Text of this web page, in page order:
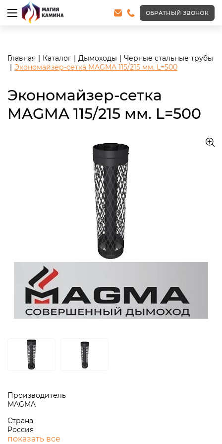
<meta name="robots" content="noindex, follow"/>
ОБРАТНЫЙ ЗВОНОК
Главная Каталог Дымоходы
Черные стальные трубы
Экономайзер-сетка MAGMA 115/215 мм. L=500
Экономайзер-сетка
MAGMA 115/215 мм. L=500
Производитель
MAGMA
Страна
Россия
показать все